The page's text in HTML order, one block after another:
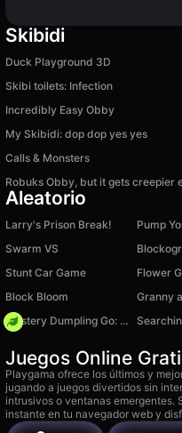
Skibidi
Duck Playground 3D
Skibi toilets: Infection
Incredibly Easy Obby
My Skibidi: dop dop yes yes
Calls & Monsters
Aleatorio
Larry's Prison Break! Pump
Swarm VS
Stunt Car Game
Block Bloom
Mystery Dumpling Go: Merge IO
Juegos Online
Playgama ofrece los últimos y
jugando a juegos divertidos sin
intrusivos o ventanas emergentes.
instante en tu navegador web y